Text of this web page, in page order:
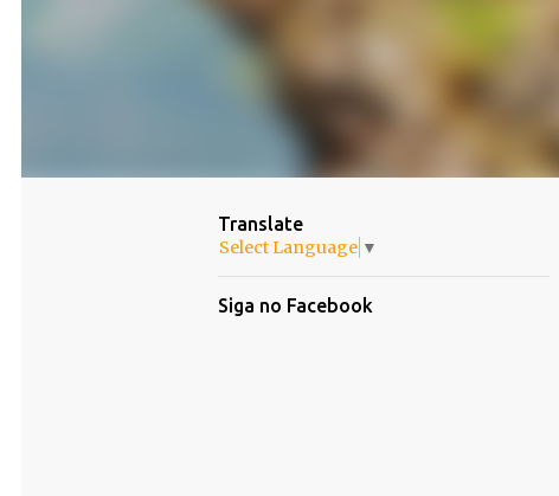
Translate
Select Language ▼
Siga no Facebook